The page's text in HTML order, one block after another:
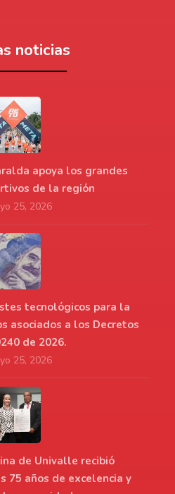
noticias
apoya los grandes
de la región
25, 2026
tecnológicos para la
asociados a los Decretos
de 2026.
25, 2026
de Univalle recibió
75 años de excelencia y